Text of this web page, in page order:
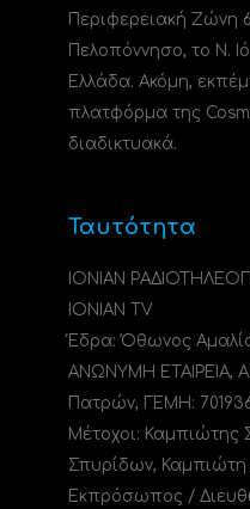
Περιφερειακή Ζώνη
Πελοπόννησο, το N.
Ελλάδα. Ακόμη,
πλατφόρμα της
διαδικτυακά.
Ταυτότητα
ΙΟΝΙΑΝ
IONIAN TV
Έδρα: Όθωνος
ΑΝΩΝΥΜΗ ΕΤΑΙΡΕΙΑ,
Πατρών, ΓΕΜΗ:
Μέτοχοι: Καμπιώτης
Σπυρίδων, Καμπιώτη
Εκπρόσωπος /